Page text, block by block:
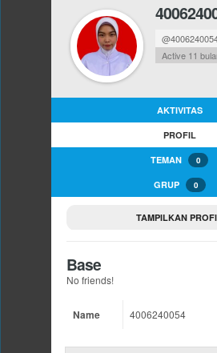
Active 11
AKTIVITAS
PROFIL
TEMAN 0
GRUP 0
TAMPILKAN
Base
No friends!
Name 4006240054